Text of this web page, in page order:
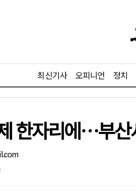
최신기사 오피니언 정치
한자리에…부산